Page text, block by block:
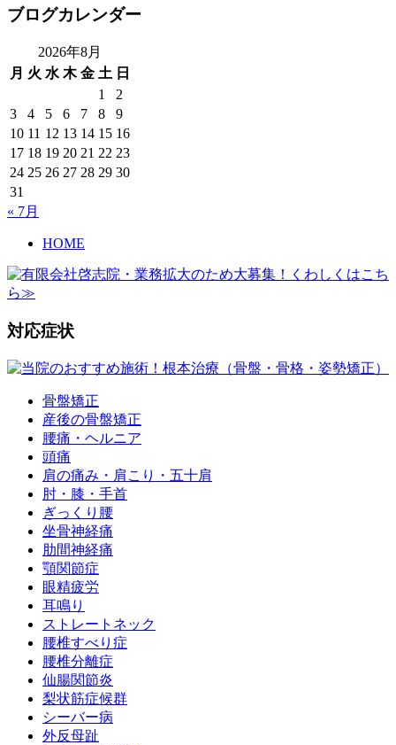
ブログカレンダー
2026年8月
月 火 水 木 金 土 日
1
2
3
4 5 6 7 8
9
10 11 12 13 14 15 16
17 18 19 20 21 22 23
24 25 26 27 28 29 30
31
« 7月
HOME
対応症状
骨盤矯正
産後の骨盤矯正
腰痛・ヘルニア
頭痛
肩の痛み・肩こり・五十肩
肘・膝・手首
ぎっくり腰
坐骨神経痛
肋間神経痛
顎関節症
眼精疲労
耳鳴り
ストレートネック
腰椎すべり症
腰椎分離症
仙腸関節炎
梨状筋症候群
シーバー病
外反母趾